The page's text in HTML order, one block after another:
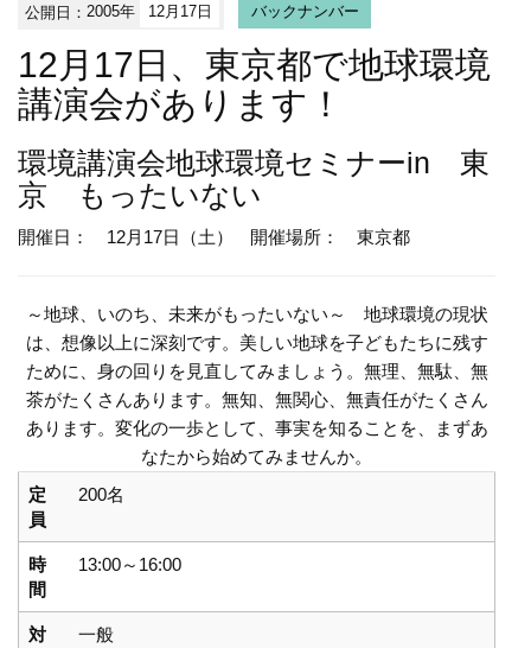
公開日：2005年 12月17日 バックナンバー
12月17日、東京都で地球環境
講演会があります！
環境講演会地球環境セミナーin 東
京 もったいない
開催日： 12月17日（土） 開催場所： 東京都
～地球、いのち、未来がもったいない～ 地球環境の現状
は、想像以上に深刻です。美しい地球を子どもたちに残す
ために、身の回りを見直してみましょう。無理、無駄、無
茶がたくさんあります。無知、無関心、無責任がたくさん
あります。変化の一歩として、事実を知ることを、まずあ
なたから始めてみませんか。
定
員
200名
時
間
13:00～16:00
対
一般